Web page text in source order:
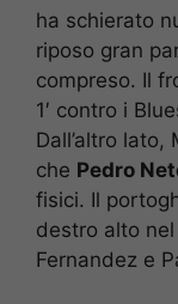
ha schierato
riposo gran
compreso. Il
1′ contro i
Dall’altro lato,
che Pedro
fisici. Il
destro alto
Fernandez e